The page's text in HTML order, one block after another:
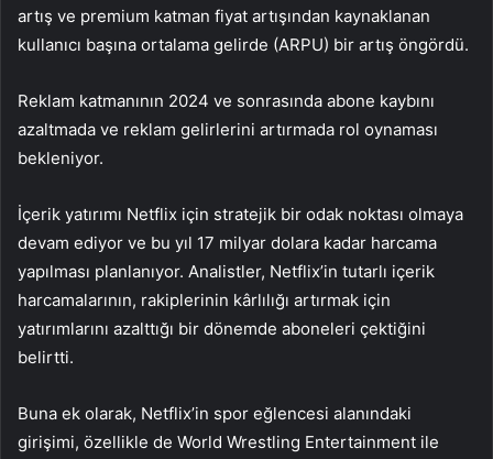
artış ve premium katman fiyat artışından kaynaklanan
kullanıcı başına ortalama gelirde (ARPU) bir artış öngördü.
Reklam katmanının 2024 ve sonrasında abone kaybını
azaltmada ve reklam gelirlerini artırmada rol oynaması
bekleniyor.
İçerik yatırımı Netflix için stratejik bir odak noktası olmaya
devam ediyor ve bu yıl 17 milyar dolara kadar harcama
yapılması planlanıyor. Analistler, Netflix’in tutarlı içerik
harcamalarının, rakiplerinin kârlılığı artırmak için
yatırımlarını azalttığı bir dönemde aboneleri çektiğini
belirtti.
Buna ek olarak, Netflix’in spor eğlencesi alanındaki
girişimi, özellikle de World Wrestling Entertainment ile